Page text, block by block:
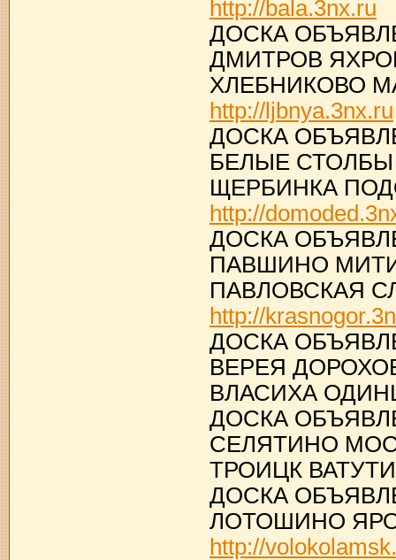
http://bala.3nx.ru
ДОСКА
ДМИТРОВ
ХЛЕБНИКОВО
http://ljbnya.3nx.ru
ДОСКА
БЕЛЫЕ
ЩЕРБИНКА
http://
ДОСКА
ПАВШИНО
ПАВЛОВСКАЯ
http://
ДОСКА
ВЕРЕЯ
ВЛАСИХА
ДОСКА
СЕЛЯТИНО
ТРОИЦК
ДОСКА
ЛОТОШИНО
http://